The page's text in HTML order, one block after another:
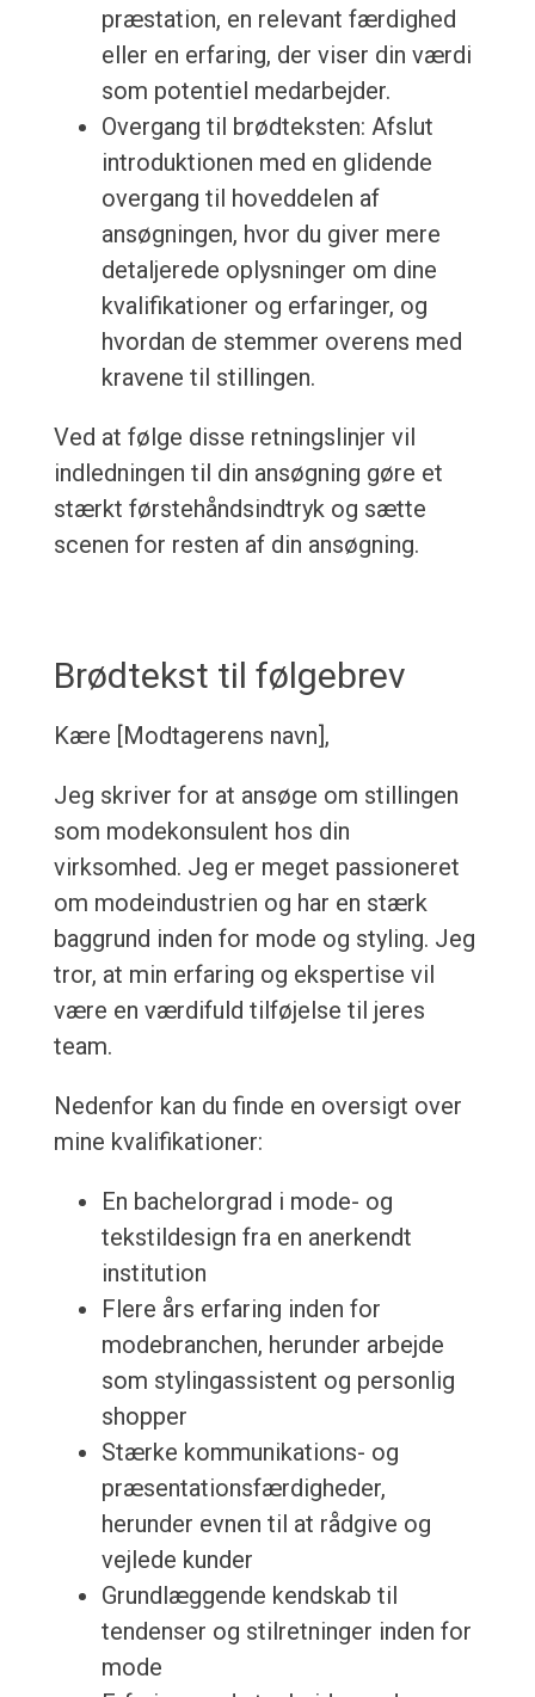
præstation, en relevant færdighed
eller en erfaring, der viser din værdi
som potentiel medarbejder.
Overgang til brødteksten: Afslut
introduktionen med en glidende
overgang til hoveddelen af
ansøgningen, hvor du giver mere
detaljerede oplysninger om dine
kvalifikationer og erfaringer, og
hvordan de stemmer overens med
kravene til stillingen.
Ved at følge disse retningslinjer vil
indledningen til din ansøgning gøre et
stærkt førstehåndsindtryk og sætte
scenen for resten af din ansøgning.
Brødtekst til følgebrev
Kære [Modtagerens navn],
Jeg skriver for at ansøge om stillingen
som modekonsulent hos din
virksomhed. Jeg er meget passioneret
om modeindustrien og har en stærk
baggrund inden for mode og styling. Jeg
tror, at min erfaring og ekspertise vil
være en værdifuld tilføjelse til jeres
team.
Nedenfor kan du finde en oversigt over
mine kvalifikationer:
En bachelorgrad i mode- og
tekstildesign fra en anerkendt
institution
Flere års erfaring inden for
modebranchen, herunder arbejde
som stylingassistent og personlig
shopper
Stærke kommunikations- og
præsentationsfærdigheder,
herunder evnen til at rådgive og
vejlede kunder
Grundlæggende kendskab til
tendenser og stilretninger inden for
mode